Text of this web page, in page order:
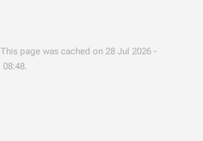
This page was cached on 28 Jul 2026 -
08:48.